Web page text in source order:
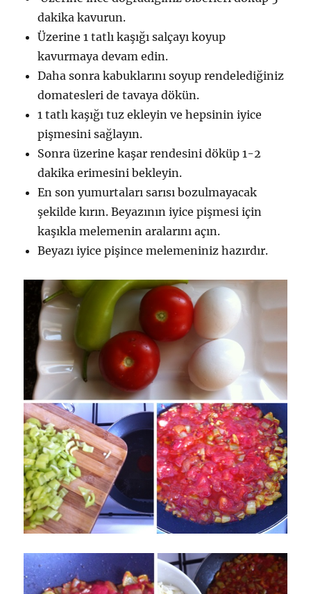
dakika kavurun.
Üzerine 1 tatlı kaşığı salçayı koyup
kavurmaya devam edin.
Daha sonra kabuklarını soyup rendelediğiniz
domatesleri de tavaya dökün.
1 tatlı kaşığı tuz ekleyin ve hepsinin iyice
pişmesini sağlayın.
Sonra üzerine kaşar rendesini döküp 1-2
dakika erimesini bekleyin.
En son yumurtaları sarısı bozulmayacak
şekilde kırın. Beyazının iyice pişmesi için
kaşıkla melemenin aralarını açın.
Beyazı iyice pişince melemeniniz hazırdır.